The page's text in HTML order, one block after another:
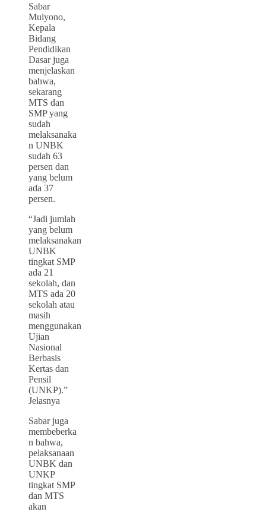
Sabar
Mulyono,
Kepala
Bidang
Pendidikan
Dasar juga
menjelaskan
bahwa,
sekarang
MTS dan
SMP yang
sudah
melaksanaka
n UNBK
sudah 63
persen dan
yang belum
ada 37
persen.
“Jadi jumlah
yang belum
melaksanakan
UNBK
tingkat SMP
ada 21
sekolah, dan
MTS ada 20
sekolah atau
masih
menggunakan
Ujian
Nasional
Berbasis
Kertas dan
Pensil
(UNKP).”
Jelasnya
Sabar juga
membeberka
n bahwa,
pelaksanaan
UNBK dan
UNKP
tingkat SMP
dan MTS
akan